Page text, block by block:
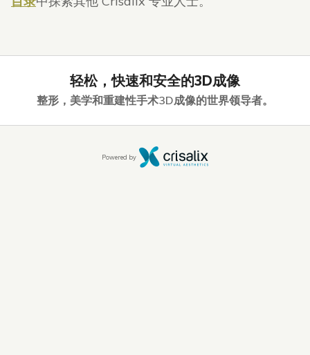
轻松，快速和安全的3D成像
整形，美学和重建性手术3D成像的世界领导者。
Powered by